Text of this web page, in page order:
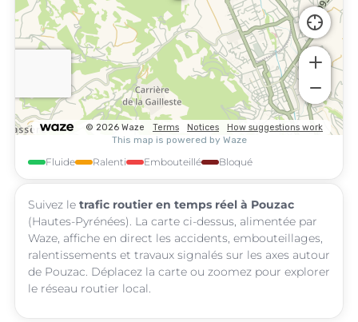
Fluide Ralenti Embouteillé Bloqué
Suivez le trafic routier en temps réel à Pouzac
(Hautes-Pyrénées). La carte ci-dessus, alimentée par
Waze, affiche en direct les accidents, embouteillages,
ralentissements et travaux signalés sur les axes autour
de Pouzac. Déplacez la carte ou zoomez pour explorer
le réseau routier local.